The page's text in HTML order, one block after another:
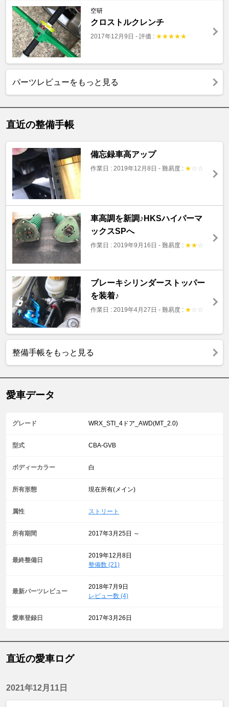
空研
クロストルクレンチ
2017年12月9日 - 評価 : ★★★★★
パーツレビューをもっと見る
直近の整備手帳
備忘録車高アップ
作業日 : 2019年12月8日 - 難易度 : ★ ☆ ☆
車高調を新調♪HKSハイパーマ
ックスSPへ
作業日 : 2019年9月16日 - 難易度 : ★★ ☆
ブレーキシリンダーストッパー
を装着♪
作業日 : 2019年4月27日 - 難易度 : ★ ☆ ☆
整備手帳をもっと見る
愛車データ
グレード WRX_STI_4ドア_AWD(MT_2.0)
型式 CBA-GVB
ボディーカラー 白
所有形態 現在所有(メイン)
属性 ストリート
所有期間 2017年3月25日 ～
最終整備日
2019年12月8日
整備数 (21)
最新パーツレビュー
2018年7月9日
レビュー数 (4)
愛車登録日 2017年3月26日
直近の愛車ログ
2021年12月11日